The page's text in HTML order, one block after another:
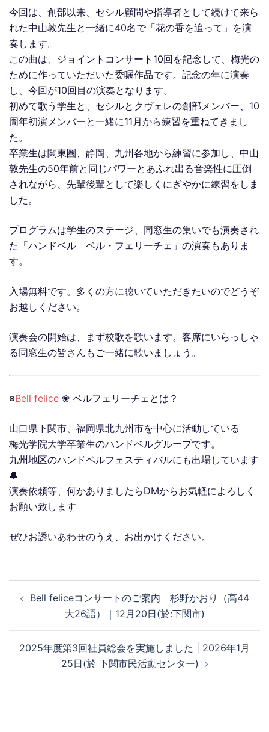
今回は、創部以来、セシル顧問や指導者として続けて来ら
れた中山敦先生と一緒に40名で「花の香を追って」を演
奏します。
この曲は、ジョイントコンサート10回を記念して、梅光の
ために作っていただいた委嘱作品です。記念の年に演奏
し、今回が10回目の演奏となります。
初めて歌う学生と、セシルとクヴェレの創部メンバー、10
周年初演メンバーと一緒に11月から練習を重ねてきまし
た。
卒業生は関東圏、静岡、九州各地から練習に参加し、中山
敦先生の50年前と同じパワーとあふれ出る音楽性に圧倒
されながら、先輩後輩として楽しくにぎやかに練習をしま
した。
プログラムは学生のステージ、同窓生の集いでも演奏され
た「ハンドベル ベル・フェリーチェ」の演奏もありま
す。
入場無料です。多くの方に聴いていただきたいのでどうぞ
お越しください。
演奏会の開始は、まず校歌を歌います。客席にいらっしゃ
る同窓生の皆さんもご一緒に歌いましょう。
※Bell felice ❀ ベルフェリーチェとは？
山口県下関市、福岡県北九州市を中心に活動している
梅光学院大学卒業生のハンドベルグループです。
九州地区のハンドベルフェスティバルにも出場しています
🔔
演奏依頼等、何かありましたらDMからお気軽によろしく
お願い致します
ぜひお誘いあわせのうえ、お出かけください。
稿
ゲ
Bell feliceコンサートのご案内 杉野かおり（高44
大26語）｜12月20日(於:下関市)
2025年度第3回社員総会を実施しました | 2026年1月
25日(於 下関市民活動センター)